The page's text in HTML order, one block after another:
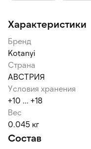
Характеристики
Бренд
Kotanyi
Страна
АВСТРИЯ
Условия хранения
+10 ... +18
Вес
0.045 кг
Состав